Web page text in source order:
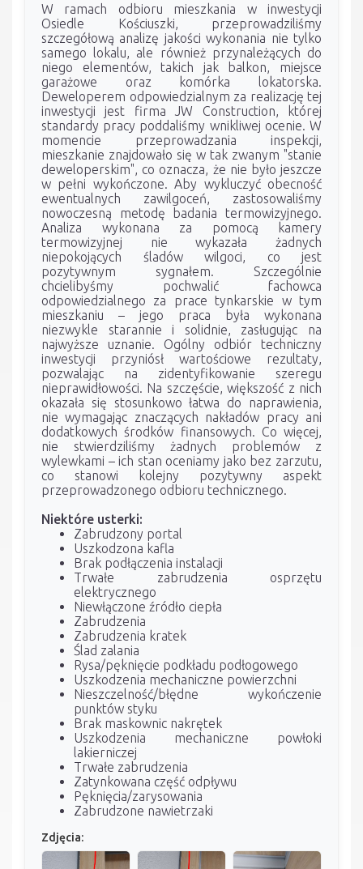
W ramach odbioru mieszkania w inwestycji
Osiedle Kościuszki, przeprowadziliśmy
szczegółową analizę jakości wykonania nie tylko
samego lokalu, ale również przynależących do
niego elementów, takich jak balkon, miejsce
garażowe oraz komórka lokatorska.
Deweloperem odpowiedzialnym za realizację tej
inwestycji jest firma JW Construction, której
standardy pracy poddaliśmy wnikliwej ocenie. W
momencie przeprowadzania inspekcji,
mieszkanie znajdowało się w tak zwanym "stanie
deweloperskim", co oznacza, że nie było jeszcze
w pełni wykończone. Aby wykluczyć obecność
ewentualnych zawilgoceń, zastosowaliśmy
nowoczesną metodę badania termowizyjnego.
Analiza wykonana za pomocą kamery
termowizyjnej nie wykazała żadnych
niepokojących śladów wilgoci, co jest
pozytywnym sygnałem. Szczególnie
chcielibyśmy pochwalić fachowca
odpowiedzialnego za prace tynkarskie w tym
mieszkaniu – jego praca była wykonana
niezwykle starannie i solidnie, zasługując na
najwyższe uznanie. Ogólny odbiór techniczny
inwestycji przyniósł wartościowe rezultaty,
pozwalając na zidentyfikowanie szeregu
nieprawidłowości. Na szczęście, większość z nich
okazała się stosunkowo łatwa do naprawienia,
nie wymagając znaczących nakładów pracy ani
dodatkowych środków finansowych. Co więcej,
nie stwierdziliśmy żadnych problemów z
wylewkami – ich stan oceniamy jako bez zarzutu,
co stanowi kolejny pozytywny aspekt
przeprowadzonego odbioru technicznego.
Niektóre usterki:
Zabrudzony portal
Uszkodzona kafla
Brak podłączenia instalacji
Trwałe zabrudzenia osprzętu
elektrycznego
Niewłączone źródło ciepła
Zabrudzenia
Zabrudzenia kratek
Ślad zalania
Rysa/pęknięcie podkładu podłogowego
Uszkodzenia mechaniczne powierzchni
Nieszczelność/błędne wykończenie
punktów styku
Brak maskownic nakrętek
Uszkodzenia mechaniczne powłoki
lakierniczej
Trwałe zabrudzenia
Zatynkowana część odpływu
Pęknięcia/zarysowania
Zabrudzone nawietrzaki
Zdjęcia: